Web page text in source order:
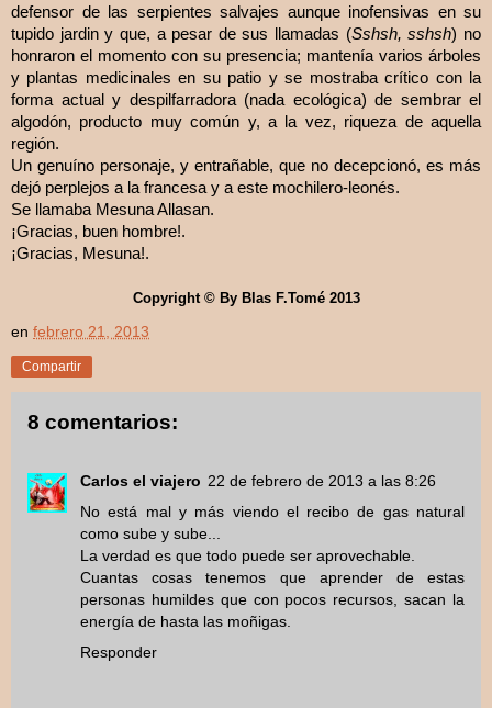
defensor de las serpientes salvajes aunque inofensivas en su
tupido jardin y que, a pesar de sus llamadas (Sshsh, sshsh) no
honraron el momento con su presencia; mantenía varios árboles
y plantas medicinales en su patio y se mostraba crítico con la
forma actual y despilfarradora (nada ecológica) de sembrar el
algodón, producto muy común y, a la vez, riqueza de aquella
región.
Un genuíno personaje, y entrañable, que no decepcionó, es más
dejó perplejos a la francesa y a este mochilero-leonés.
Se llamaba Mesuna Allasan.
¡Gracias, buen hombre!.
¡Gracias, Mesuna!.
Copyright © By Blas F.Tomé 2013
en febrero 21, 2013
Compartir
8 comentarios:
Carlos el viajero 22 de febrero de 2013 a las 8:26
No está mal y más viendo el recibo de gas natural
como sube y sube...
La verdad es que todo puede ser aprovechable.
Cuantas cosas tenemos que aprender de estas
personas humildes que con pocos recursos, sacan la
energía de hasta las moñigas.
Responder